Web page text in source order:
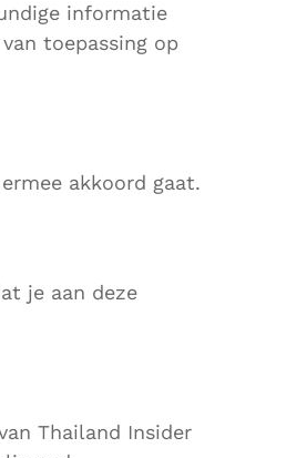
informatie
toepassing op
akkoord gaat.
je aan deze
Thailand Insider